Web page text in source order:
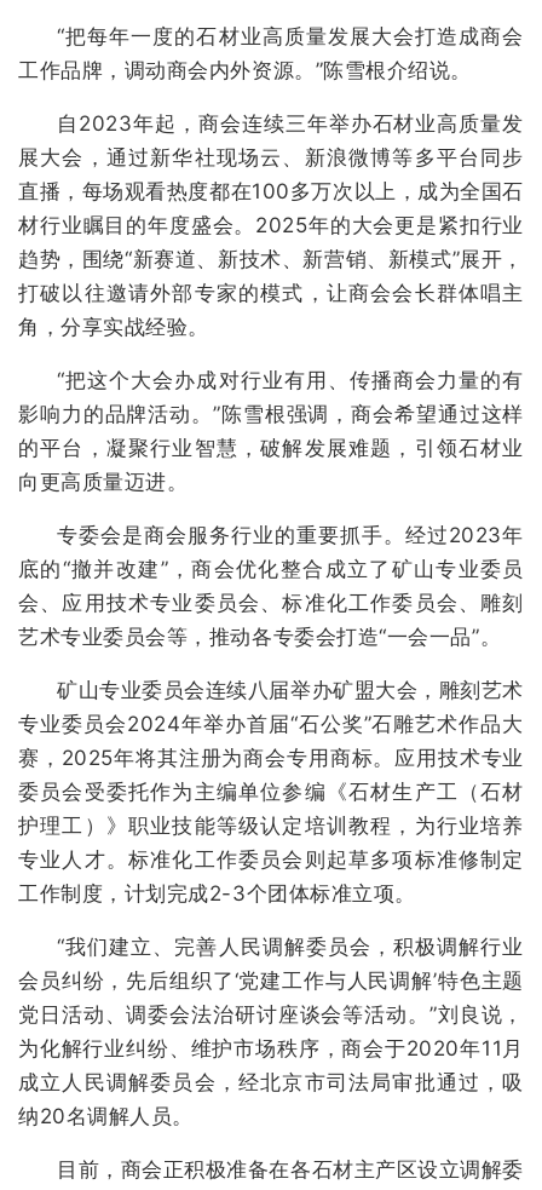
“把每年一度的石材业高质量发展大会打造成商会
工作品牌，调动商会内外资源。”陈雪根介绍说。
自2023年起，商会连续三年举办石材业高质量发
展大会，通过新华社现场云、新浪微博等多平台同步
直播，每场观看热度都在100多万次以上，成为全国石
材行业瞩目的年度盛会。2025年的大会更是紧扣行业
趋势，围绕“新赛道、新技术、新营销、新模式”展开，
打破以往邀请外部专家的模式，让商会会长群体唱主
角，分享实战经验。
“把这个大会办成对行业有用、传播商会力量的有
影响力的品牌活动。”陈雪根强调，商会希望通过这样
的平台，凝聚行业智慧，破解发展难题，引领石材业
向更高质量迈进。
专委会是商会服务行业的重要抓手。经过2023年
底的“撤并改建”，商会优化整合成立了矿山专业委员
会、应用技术专业委员会、标准化工作委员会、雕刻
艺术专业委员会等，推动各专委会打造“一会一品”。
矿山专业委员会连续八届举办矿盟大会，雕刻艺术
专业委员会2024年举办首届“石公奖”石雕艺术作品大
赛，2025年将其注册为商会专用商标。应用技术专业
委员会受委托作为主编单位参编《石材生产工（石材
护理工）》职业技能等级认定培训教程，为行业培养
专业人才。标准化工作委员会则起草多项标准修制定
工作制度，计划完成2-3个团体标准立项。
“我们建立、完善人民调解委员会，积极调解行业
会员纠纷，先后组织了‘党建工作与人民调解’特色主题
党日活动、调委会法治研讨座谈会等活动。”刘良说，
为化解行业纠纷、维护市场秩序，商会于2020年11月
成立人民调解委员会，经北京市司法局审批通过，吸
纳20名调解人员。
目前，商会正积极准备在各石材主产区设立调解委